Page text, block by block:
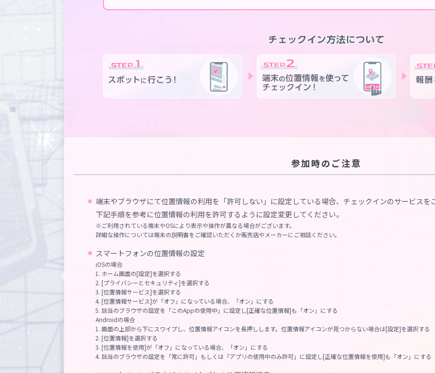
※バンダイナムコIDにログインできないなどのお問い合わせは下記にお問い合わせください。
参加時のご注意
端末やブラウザにて位置情報の利用を「許可しない」に設定している場合、チェックインのサービスを
下記手順を参考に位置情報の利用を許可するように設定変更してください。
※ご利用されている端末やOSにより表示や操作が異なる場合がございます。
詳細な操作については端末の説明書をご確認いただくか販売店やメーカーにご相談ください。
スマートフォンの位置情報の設定
iOSの場合
ホーム画面の[設定]を選択する
[プライバシーとセキュリティ]を選択する
[位置情報サービス]を選択する
[位置情報サービス]が「オフ」になっている場合、「オン」にする
該当のブラウザの設定を「このAppの使用中」に設定し[正確な位置情報]も「オン」にする
Androidの場合
画面の上部から下にスワイプし、位置情報アイコンを長押しします。位置情報アイコンが見つからない場合は[設定]を選択する
[位置情報]を選択する
[位置情報を使用]が「オフ」になっている場合、「オン」にする
該当のブラウザの設定を「常に許可」もしくは「アプリの使用中のみ許可」に設定し[正確な位置情報を使用]も「オン」にする